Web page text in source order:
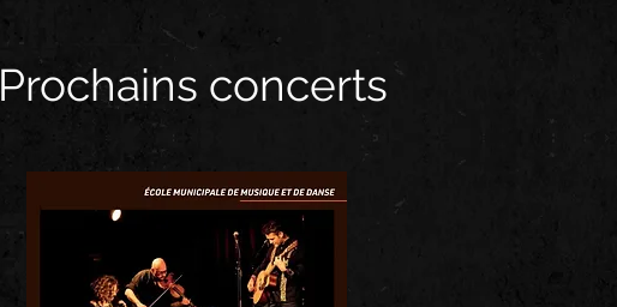
Prochains concerts